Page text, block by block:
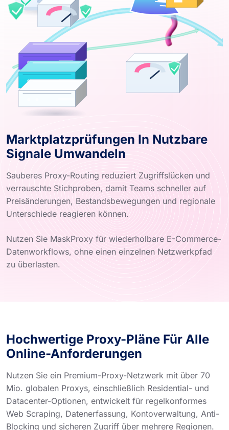
Marktplatzprüfungen In Nutzbare
Signale Umwandeln
Sauberes Proxy-Routing reduziert Zugriffslücken und
verrauschte Stichproben, damit Teams schneller auf
Preisänderungen, Bestandsbewegungen und regionale
Unterschiede reagieren können.
Nutzen Sie MaskProxy für wiederholbare E-Commerce-
Datenworkflows, ohne einen einzelnen Netzwerkpfad
zu überlasten.
Hochwertige Proxy-Pläne Für Alle
Online-Anforderungen
Nutzen Sie ein Premium-Proxy-Netzwerk mit über 70
Mio. globalen Proxys, einschließlich Residential- und
Datacenter-Optionen, entwickelt für regelkonformes
Web Scraping, Datenerfassung, Kontoverwaltung, Anti-
Blocking und sicheren Zugriff über mehrere Regionen.